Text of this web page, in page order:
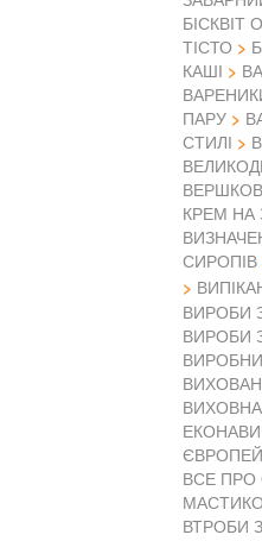
БІСКВІТ
ТІСТО
КАШІ
ПАРУ
СТИЛІ
КРЕМ
СИРОПІВ
ВИРОБИ
ВИРОБИ
ВСЕ ПРО
ВТРОБИ